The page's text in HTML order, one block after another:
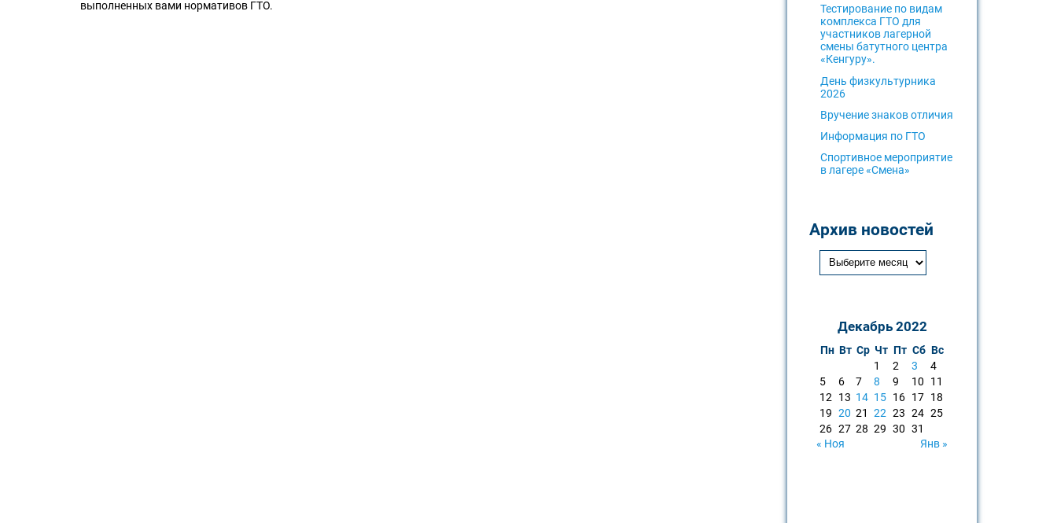
выполненных вами нормативов ГТО.
Тестирование по видам
комплекса ГТО для
участников лагерной
смены батутного центра
«Кенгуру».
День физкультурника
2026
Вручение знаков отличия
Информация по ГТО
Спортивное мероприятие
в лагере «Смена»
Архив новостей
Декабрь 2022
Пн Вт Ср Чт Пт Сб Вс
1
2 3
4
5
6 7 8 9 10
11
12
13 14 15 16 17 18
19 20 21 22 23 24 25
26 27 28 29 30 31
« Ноя
Янв »